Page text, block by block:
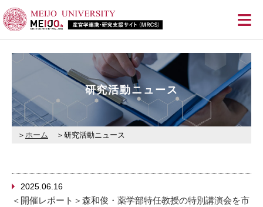
≡
研究活動ニュース
ホーム 研究活動ニュース
2025.06.16
＜開催レポート＞森和俊・薬学部特任教授の特別講演会を市